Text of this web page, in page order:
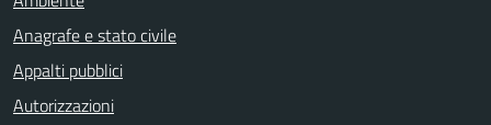
Anagrafe e stato civile
Appalti pubblici
Autorizzazioni